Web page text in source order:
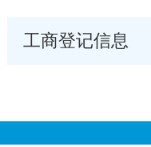
工商登记信息